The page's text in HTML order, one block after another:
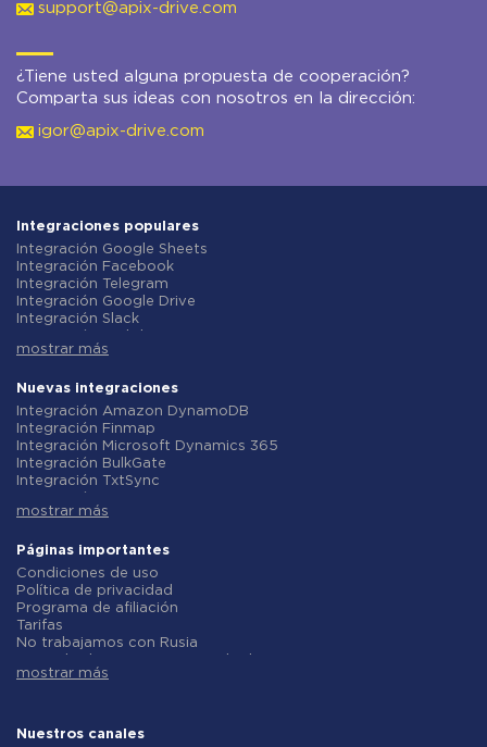
support@apix-drive.com
¿Tiene usted alguna propuesta de cooperación?
Comparta sus ideas con nosotros en la dirección:
igor@apix-drive.com
Integraciones populares
Integración Google Sheets
Integración Facebook
Integración Telegram
Integración Google Drive
Integración Slack
Integración Gmail
Integración ClickUp
Integración Airtable
Integración Google Contacts
Integración OpenAI (ChatGPT)
Integración Instagram
Integración ActiveCampaign
Integración Typeform
Integración Salesforce CRM
Integración Notion
Integración AWeber
Integración Asana
Integración ZOHO CRM
Integración Webhooks
Integración GetResponse
Integración WooCommerce
Integración Todoist
mostrar más
Nuevas integraciones
Integración Amazon DynamoDB
Integración Finmap
Integración Microsoft Dynamics 365
Integración BulkGate
Integración TxtSync
Integración Corezoid
Integración Instasent
Integración AtomPark
Integración TXTImpact
Integración Campaign Monitor
Integración CM.com
Integración D7 Networks
Integración SMS.to
Integración SMSGlobal
Integración SMSAPI
mostrar más
Páginas importantes
Condiciones de uso
Política de privacidad
Programa de afiliación
Tarifas
No trabajamos con Rusia
Politica de reembolso
Sobre nosotros
mostrar más
Nuestros canales